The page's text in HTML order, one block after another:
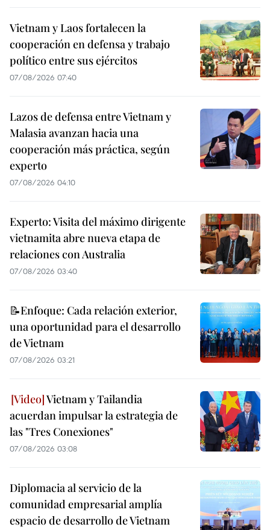
Vietnam y Laos fortalecen la
cooperación en defensa y trabajo
político entre sus ejércitos
07/08/2026 07:40
Lazos de defensa entre Vietnam y
Malasia avanzan hacia una
cooperación más práctica, según
experto
07/08/2026 04:10
Experto: Visita del máximo dirigente
vietnamita abre nueva etapa de
relaciones con Australia
07/08/2026 03:40
📝Enfoque: Cada relación exterior,
una oportunidad para el desarrollo
de Vietnam
07/08/2026 03:21
Vietnam y Tailandia
acuerdan impulsar la estrategia de
las "Tres Conexiones"
07/08/2026 03:08
Diplomacia al servicio de la
comunidad empresarial amplía
espacio de desarrollo de Vietnam